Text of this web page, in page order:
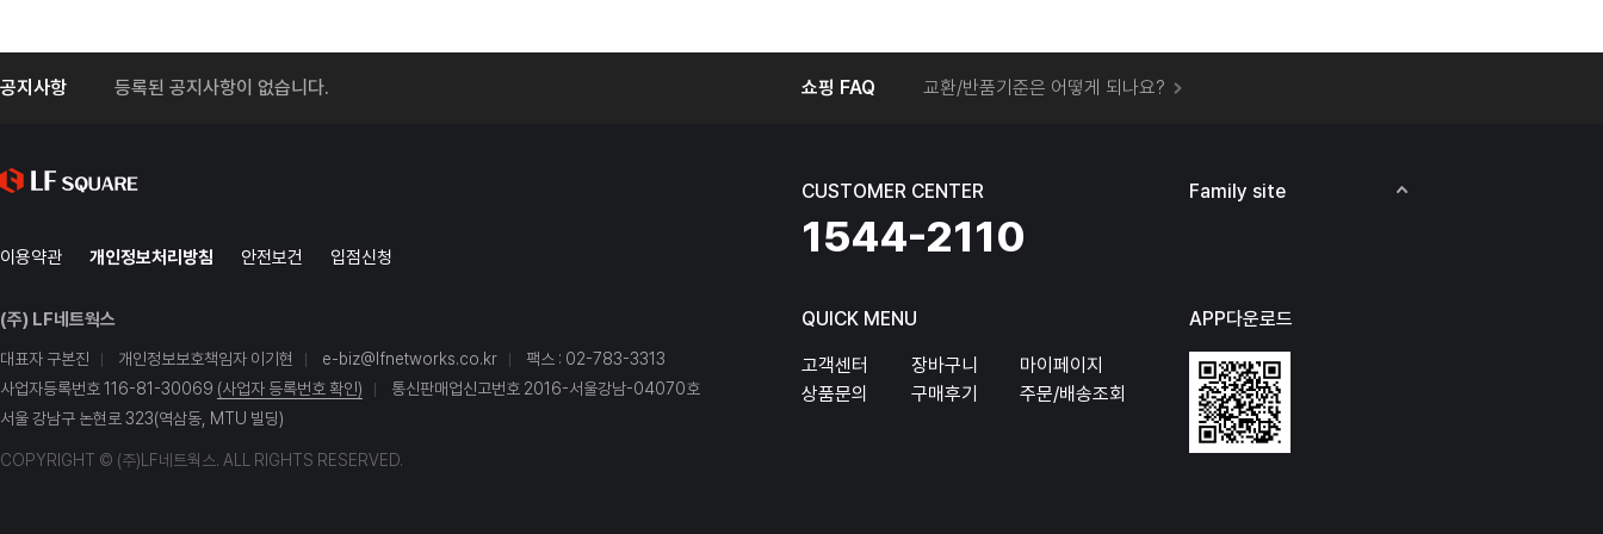
공지사항 등록된 공지사항이 없습니다. 쇼핑 FAQ
온라인에서 주문 후 오프라인 매장에서 상품을 수령할 수 있나요?
교환/반품기준은 어떻게 되나요?
온라인에서 구매한 상품 오프라인에서 반품이 가능한가요?
이용약관 개인정보처리방침 안전보건 입점신청
(주) LF네트웍스
대표자 구본진 개인정보보호책임자 이기현 e-biz@lfnetworks.co.kr
팩스 : 02-783-3313
사업자등록번호 116-81-30069 (사업자 등록번호 확인)
통신판매업신고번호 2016-서울강남-04070호
서울 강남구 논현로 323(역삼동, MTU 빌딩)
COPYRIGHT © (주)LF네트웍스. ALL RIGHTS RESERVED.
CUSTOMER CENTER
1544-2110
Family site
QUICK MENU
고객센터 장바구니
마이페이지
상품문의
구매후기 주문/배송조회
APP다운로드